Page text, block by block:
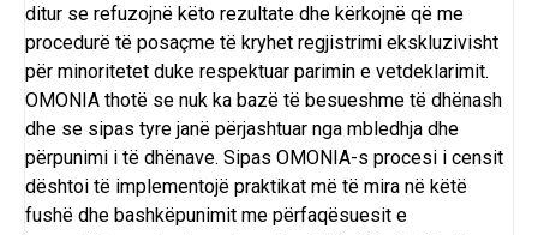
ditur se refuzojnë këto rezultate dhe kërkojnë që me
procedurë të posaçme të kryhet regjistrimi ekskluzivisht
për minoritetet duke respektuar parimin e vetdeklarimit.
OMONIA thotë se nuk ka bazë të besueshme të dhënash
dhe se sipas tyre janë përjashtuar nga mbledhja dhe
përpunimi i të dhënave. Sipas OMONIA-s procesi i censit
dështoi të implementojë praktikat më të mira në këtë
fushë dhe bashkëpunimit me përfaqësuesit e